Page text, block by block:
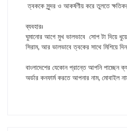
ত্বককে সুন্দর ও আকর্ষণীয় করে তুলতে
ব্যবহারঃ
ঘুমানোর আগে মুখ ভালভাবে সোপ টা দিয়ে
সিরাম, আর ভালভাবে ত্বকের সাথে মিশিয়ে
বাংলাদেশের যেকোন প্রান্তে আপনি পাচ্ছেন
অর্ডার কনফার্ম করতে আপনার নাম, মোবাইল